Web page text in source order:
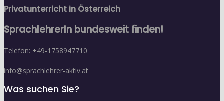
Privatunterricht in Österreich
SprachlehrerIn bundesweit finden!
Telefon: +49-1758947710
info@sprachlehrer-aktiv.at
Was suchen Sie?